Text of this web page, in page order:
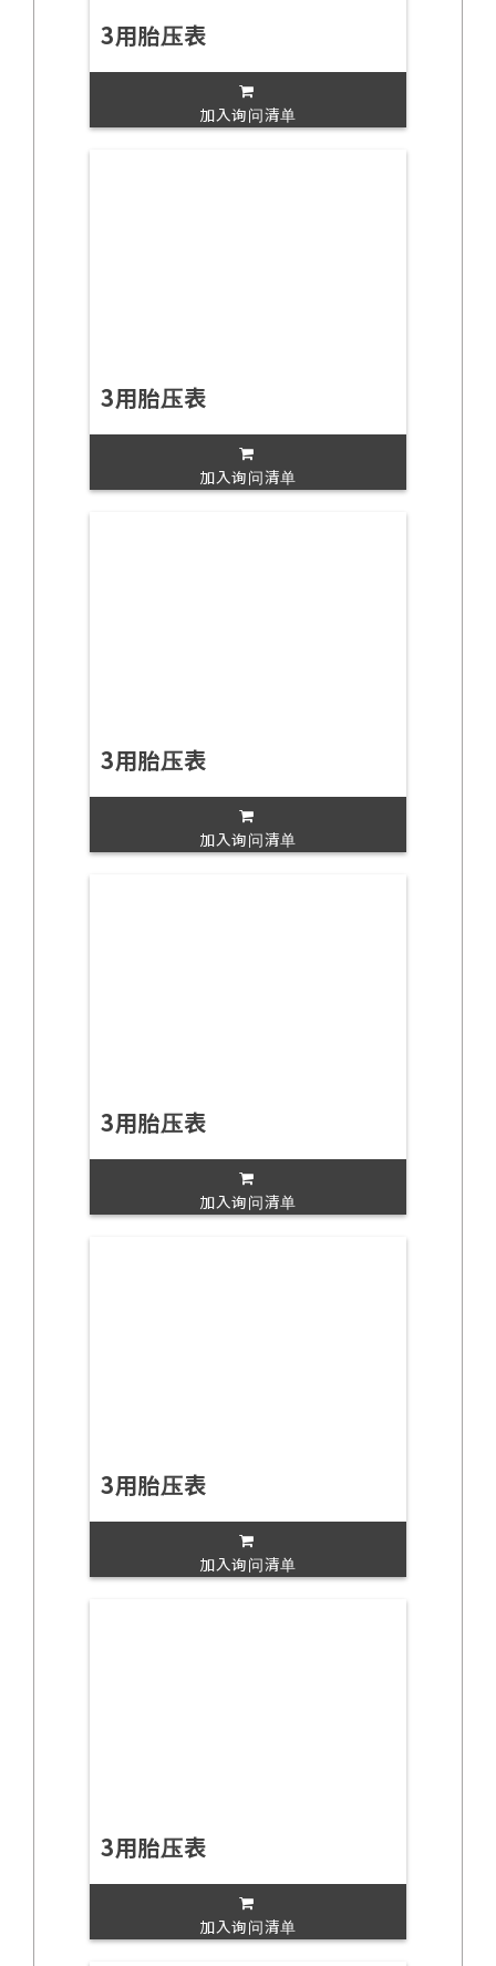
3用胎压表
加入询问清单
3用胎压表
加入询问清单
3用胎压表
加入询问清单
3用胎压表
加入询问清单
3用胎压表
加入询问清单
3用胎压表
加入询问清单